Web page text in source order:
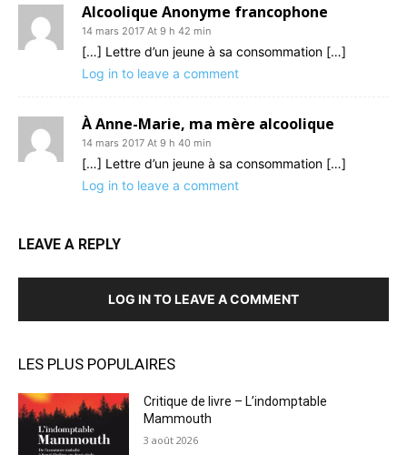
Alcoolique Anonyme francophone
14 mars 2017 At 9 h 42 min
[…] Lettre d’un jeune à sa consommation […]
Log in to leave a comment
À Anne-Marie, ma mère alcoolique
14 mars 2017 At 9 h 40 min
[…] Lettre d’un jeune à sa consommation […]
Log in to leave a comment
LEAVE A REPLY
LOG IN TO LEAVE A COMMENT
LES PLUS POPULAIRES
Critique de livre – L’indomptable
Mammouth
3 août 2026